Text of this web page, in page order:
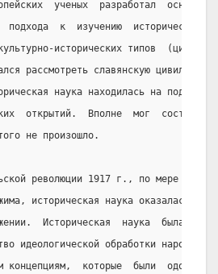
ученых  разработал
подхода  к  изучению
исторических типов
рассмотреть славянскую
наука находилась на
открытий.  Вполне  мог
не произошло.
революции 1917 г., по мере
историческая наука оказалась  в
Историческая  наука  была
идеологической обработки народа.
концепциям,  которые  были